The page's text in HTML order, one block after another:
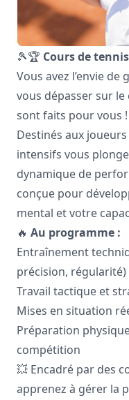
🎾🏆 Cours de
Vous avez l’envie
vous dépasser sur
sont faits pour vous !
Destinés aux
intensifs vous
dynamique de
conçue pour
mental et votre
🔥 Au programme :
Entraînement
précision, régularité)
Travail tactique et
Mises en situation
Préparation
compétition
💥 Encadré par des
apprenez à gérer la